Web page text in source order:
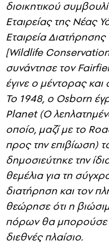
Το 1935, ο Laurance
διοικητικού
Εταιρείας της Νέας
Εταιρεία
[Wildlife
συνάντησε τον
έγινε ο μέντορας και
Το 1948, ο Osborn
Planet (Ο
οποίο, μαζί με το
προς την επιβίωση)
δημοσιεύτηκε την
θεμέλια για τη
διατήρηση και τον
θεώρησε ότι η